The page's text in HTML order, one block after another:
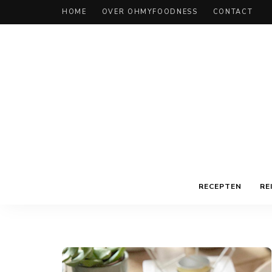
HOME OVER OHMYFOODNESS CONTACT
RECEPTEN